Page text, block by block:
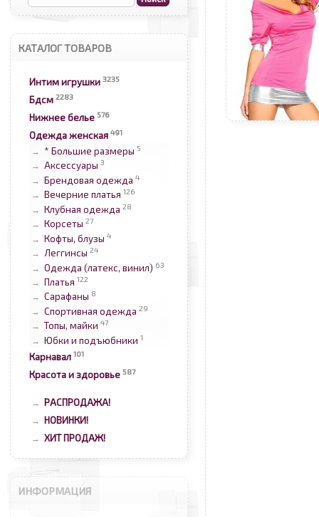
КАТАЛОГ ТОВАРОВ
Интим игрушки 3235
Бдсм 2283
Нижнее белье 576
Одежда женская 491
→ * Большие размеры 5
→ Аксессуары 3
→ Брендовая одежда 4
→ Вечерние платья 126
→ Клубная одежда 28
→ Корсеты 27
→ Кофты, блузы 4
→ Леггинсы 24
→ Одежда (латекс, винил) 63
→ Платья 122
→ Сарафаны 8
→ Спортивная одежда 29
→ Топы, майки 47
→ Юбки и подъюбники 1
Карнавал 101
Красота и здоровье 587
→ РАСПРОДАЖА!
→ НОВИНКИ!
→ ХИТ ПРОДАЖ!
ИНФОРМАЦИЯ